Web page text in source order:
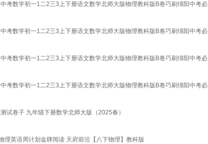
数学初一1二2三3上下册语文数学北师大版物理教科版B卷巧刷绵阳中考
数学初一1二2三3上下册语文数学北师大版物理教科版B卷巧刷绵阳中考
数学初一1二2三3上下册语文数学北师大版物理教科版B卷巧刷绵阳中考
数学初一1二2三3上下册语文数学北师大版物理教科版B卷巧刷绵阳中考
试卷子 九年级下册数学北师大版（2025春）
英语周计划金牌阅读 天府前沿【八下物理】教科版